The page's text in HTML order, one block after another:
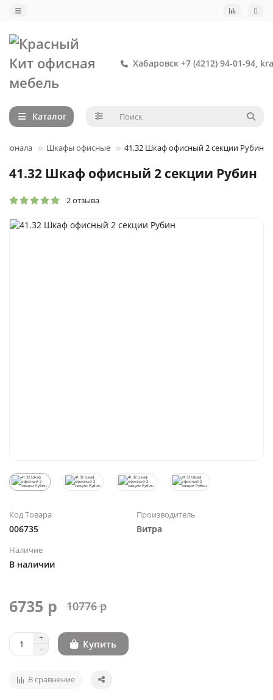
Хабаровск +7 (4212) 94-01-94,
Каталог
Шкафы офисные 41.32 Шкаф офисный 2 секции Рубин
41.32 Шкаф офисный 2 секции Рубин
2 отзыва
Код Товара
006735
Производитель
Витра
Наличие
В наличии
6735 р 10776 р
Купить
В сравнение